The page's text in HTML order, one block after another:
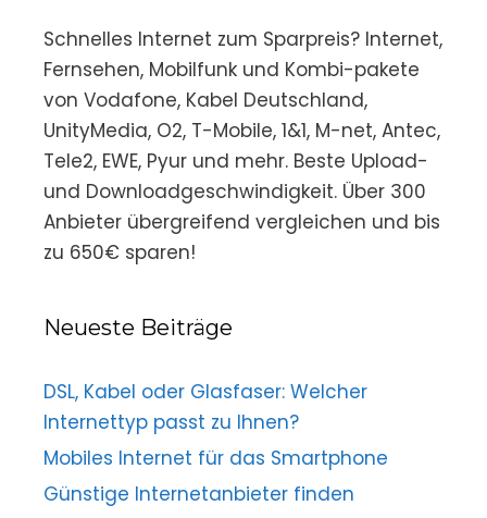
Schnelles Internet zum Sparpreis? Internet,
Fernsehen, Mobilfunk und Kombi-pakete
von Vodafone, Kabel Deutschland,
UnityMedia, O2, T-Mobile, 1&1, M-net, Antec,
Tele2, EWE, Pyur und mehr. Beste Upload-
und Downloadgeschwindigkeit. Über 300
Anbieter übergreifend vergleichen und bis
zu 650€ sparen!
Neueste Beiträge
DSL, Kabel oder Glasfaser: Welcher
Internettyp passt zu Ihnen?
Mobiles Internet für das Smartphone
Günstige Internetanbieter finden